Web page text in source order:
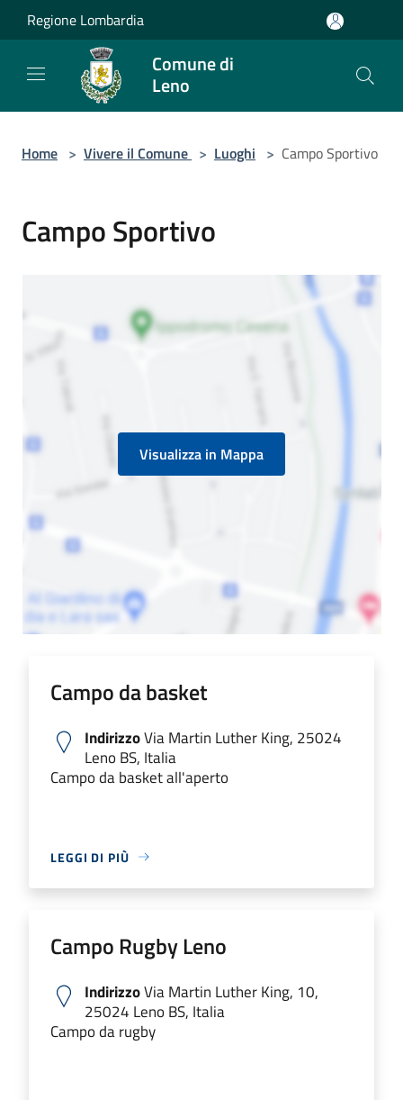
Salta al contenuto principale
Regione Lombardia
Comune di
Leno
Home > Vivere il Comune > Luoghi > Campo Sportivo
Campo Sportivo
Visualizza in Mappa
Campo da basket
IndirizzoVia Martin Luther King, 25024
Leno BS, Italia
Campo da basket all'aperto
LEGGI DI PIÙ
Campo Rugby Leno
IndirizzoVia Martin Luther King, 10,
25024 Leno BS, Italia
Campo da rugby